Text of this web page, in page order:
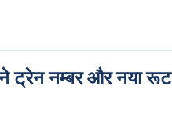
ट्रेन नम्बर और नया रूट